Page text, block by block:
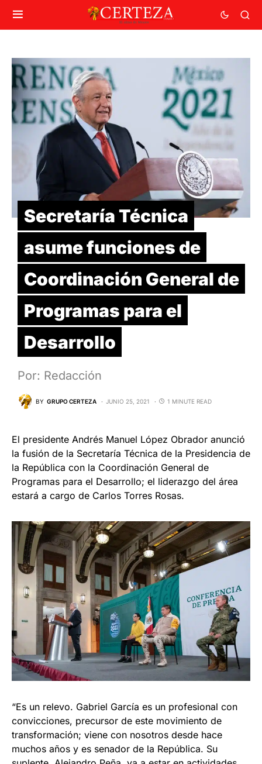
Secretaría Técnica
asume funciones de
Coordinación General de
Programas para el
Desarrollo
Por: Redacción
BY GRUPO CERTEZA JUNIO 25, 2021 1 MINUTE READ
El presidente Andrés Manuel López Obrador anunció
la fusión de la Secretaría Técnica de la Presidencia de
la República con la Coordinación General de
Programas para el Desarrollo; el liderazgo del área
estará a cargo de Carlos Torres Rosas.
“Es un relevo. Gabriel García es un profesional con
convicciones, precursor de este movimiento de
transformación; viene con nosotros desde hace
muchos años y es senador de la República. Su